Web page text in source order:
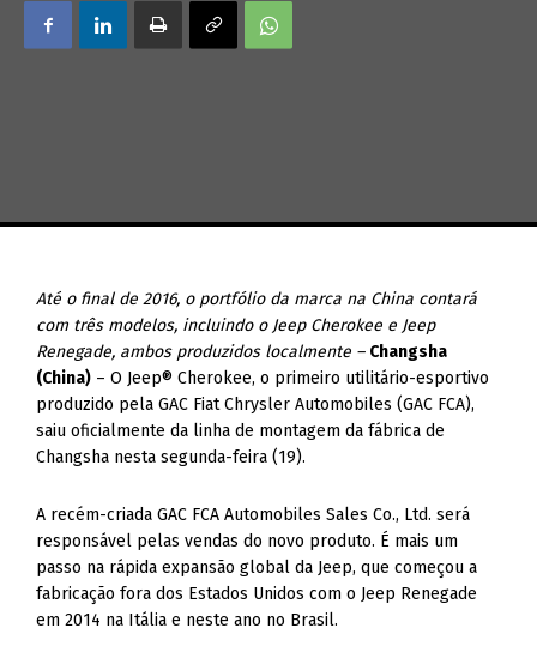
Até o final de 2016, o portfólio da marca na China contará
com três modelos, incluindo o Jeep Cherokee e Jeep
Renegade, ambos produzidos localmente – Changsha
(China) – O Jeep® Cherokee, o primeiro utilitário-esportivo
produzido pela GAC Fiat Chrysler Automobiles (GAC FCA),
saiu oficialmente da linha de montagem da fábrica de
Changsha nesta segunda-feira (19).
A recém-criada GAC FCA Automobiles Sales Co., Ltd. será
responsável pelas vendas do novo produto. É mais um
passo na rápida expansão global da Jeep, que começou a
fabricação fora dos Estados Unidos com o Jeep Renegade
em 2014 na Itália e neste ano no Brasil.